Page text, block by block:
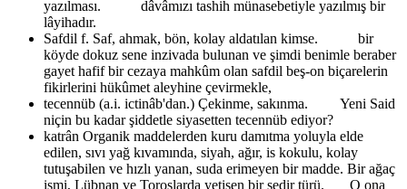
yazılması. dâvâmızı tashih münasebetiyle yazılmış bir
lâyihadır.
Safdil f. Saf, ahmak, bön, kolay aldatılan kimse. bir
köyde dokuz sene inzivada bulunan ve şimdi benimle beraber
gayet hafif bir cezaya mahkûm olan safdil beş-on biçarelerin
fikirlerini hükûmet aleyhine çevirmekle,
tecennüb (a.i. ictinâb'dan.) Çekinme, sakınma. Yeni Said
niçin bu kadar şiddetle siyasetten tecennüb ediyor?
katrân Organik maddelerden kuru damıtma yoluyla elde
edilen, sıvı yağ kıvamında, siyah, ağır, is kokulu, kolay
tutuşabilen ve hızlı yanan, suda erimeyen bir madde. Bir ağaç
ismi, Lübnan ve Toroslarda yetişen bir sedir türü. O ona